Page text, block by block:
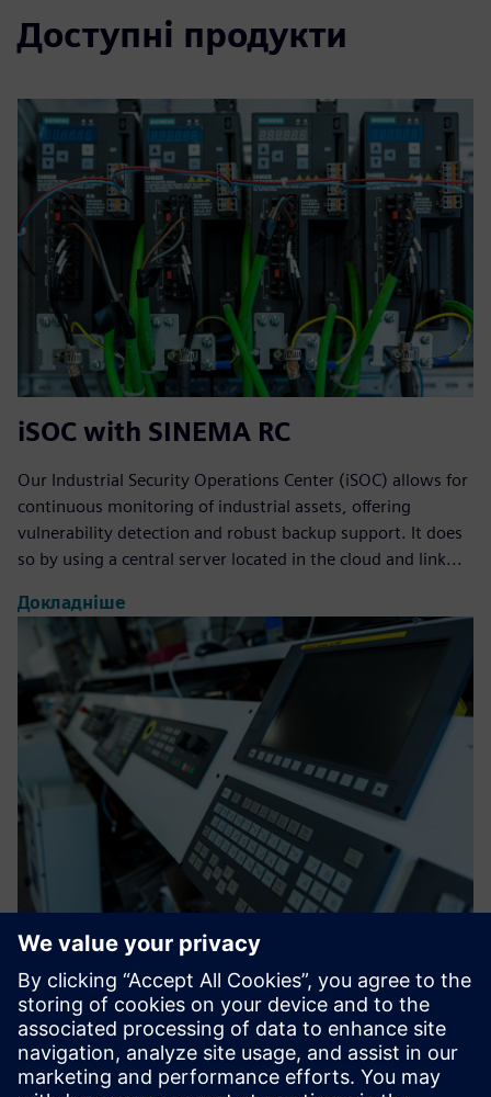
Доступні продукти
iSOC with SINEMA RC
Our Industrial Security Operations Center (iSOC) allows for
continuous monitoring of industrial assets, offering
vulnerability detection and robust backup support. It does
so by using a central server located in the cloud and link...
Докладніше
HR Sync for Opcenter APS
This enhancement brings a new perspective and dimension
to traditional planning, enabling an accurate assignment of
specific operators to their designated machines, which is
specially useful in cellular manufacturing. It leverages...